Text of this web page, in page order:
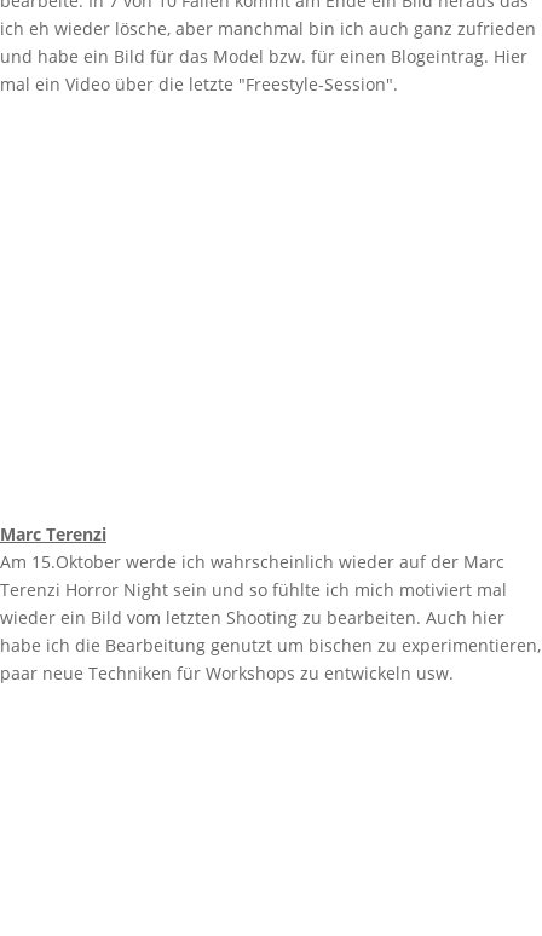
ich eh wieder lösche, aber manchmal bin ich auch ganz zufrieden
und habe ein Bild für das Model bzw. für einen Blogeintrag. Hier
mal ein Video über die letzte "Freestyle-Session".
Marc Terenzi
Am 15.Oktober werde ich wahrscheinlich wieder auf der Marc
Terenzi Horror Night sein und so fühlte ich mich motiviert mal
wieder ein Bild vom letzten Shooting zu bearbeiten. Auch hier
habe ich die Bearbeitung genutzt um bischen zu experimentieren,
paar neue Techniken für Workshops zu entwickeln usw.